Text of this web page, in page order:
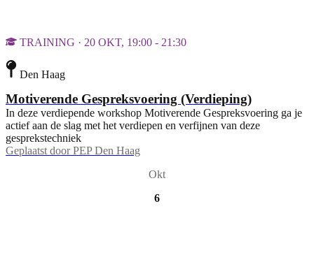
TRAINING · 20 OKT, 19:00 - 21:30
Den Haag
Motiverende Gespreksvoering (Verdieping)
In deze verdiepende workshop Motiverende Gespreksvoering ga je
actief aan de slag met het verdiepen en verfijnen van deze
gesprekstechniek
Geplaatst door PEP Den Haag
Okt
6